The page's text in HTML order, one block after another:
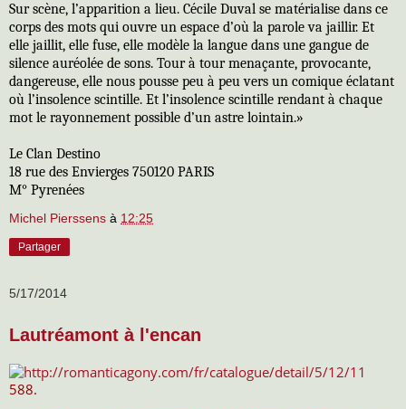
Sur scène, l’apparition a lieu. Cécile Duval se matérialise dans ce
corps des mots qui ouvre un espace d’où la parole va jaillir. Et
elle jaillit, elle fuse, elle modèle la langue dans une gangue de
silence auréolée de sons. Tour à tour menaçante, provocante,
dangereuse, elle nous pousse peu à peu vers un comique éclatant
où l’insolence scintille. Et l’insolence scintille rendant à chaque
mot le rayonnement possible d’un astre lointain.»
Le Clan Destino
18 rue des Envierges 750120 PARIS
M° Pyrenées
Michel Pierssens à 12:25
Partager
5/17/2014
Lautréamont à l'encan
588.